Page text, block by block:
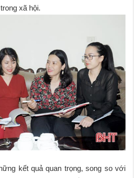
xã hội.
kết quả quan trọng, song so với